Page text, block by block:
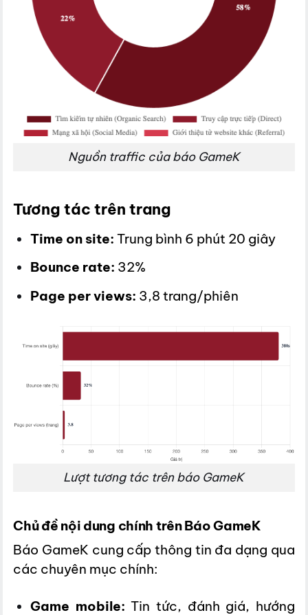
Nguồn traffic của báo GameK
Tương tác trên trang
Time on site: Trung bình 6 phút 20 giây
Bounce rate: 32%
Page per views: 3,8 trang/phiên
Lượt tương tác trên báo GameK
Chủ đề nội dung chính trên Báo GameK
Báo GameK cung cấp thông tin đa dạng qua
các chuyên mục chính:
Game mobile: Tin tức, đánh giá, hướng